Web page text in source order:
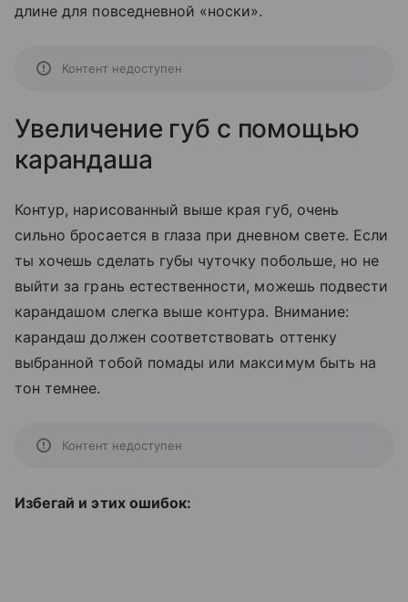
длине для повседневной «носки».
Контент недоступен
Увеличение губ с помощью
карандаша
Контур, нарисованный выше края губ, очень
сильно бросается в глаза при дневном свете. Если
ты хочешь сделать губы чуточку побольше, но не
выйти за грань естественности, можешь подвести
карандашом слегка выше контура. Внимание:
карандаш должен соответствовать оттенку
выбранной тобой помады или максимум быть на
тон темнее.
Контент недоступен
Избегай и этих ошибок: